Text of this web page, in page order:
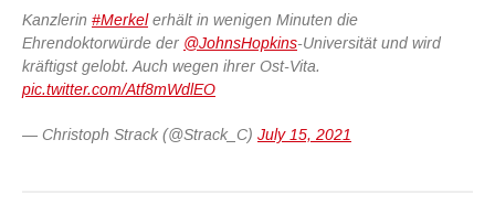
Kanzlerin #Merkelerhält in wenigen Minuten die
Ehrendoktorwürde der @JohnsHopkins-Universität und wird
kräftigst gelobt. Auch wegen ihrer Ost-Vita.
pic.twitter.com/Atf8mWdlEO
— Christoph Strack (@Strack_C) July 15, 2021